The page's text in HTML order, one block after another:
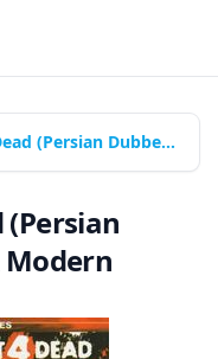
Download Left 4 Dead (Persian Dubbed) | Asre Bazi & Modern
Modern